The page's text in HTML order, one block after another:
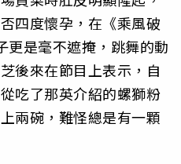
四度懷孕，在《乘風破
更是毫不遮掩，跳舞的動
後來在節目上表示，自
吃了那英介紹的螺獅粉
兩碗，難怪總是有一顆